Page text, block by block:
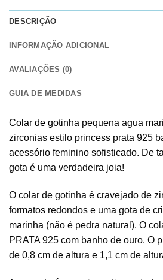
DESCRIÇÃO
INFORMAÇÃO ADICIONAL
AVALIAÇÕES (0)
GUIA DE MEDIDAS
Colar de gotinha pequena agua
zirconias estilo princess prata 925
acessório feminino sofisticado. De
gota é uma verdadeira joia!
O colar de gotinha é cravejado de
formatos redondos e uma gota de
marinha (não é pedra natural). O
PRATA 925 com banho de ouro. O
de 0,8 cm de altura e 1,1 cm de